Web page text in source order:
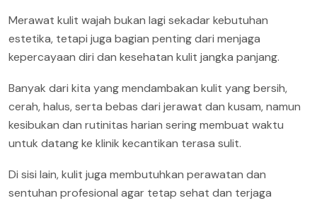
Merawat kulit wajah bukan lagi sekadar kebutuhan
estetika, tetapi juga bagian penting dari menjaga
kepercayaan diri dan kesehatan kulit jangka panjang.
Banyak dari kita yang mendambakan kulit yang bersih,
cerah, halus, serta bebas dari jerawat dan kusam, namun
kesibukan dan rutinitas harian sering membuat waktu
untuk datang ke klinik kecantikan terasa sulit.
Di sisi lain, kulit juga membutuhkan perawatan dan
sentuhan profesional agar tetap sehat dan terjaga